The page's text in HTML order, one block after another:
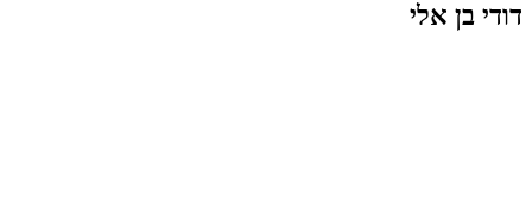
דודי בן אלי